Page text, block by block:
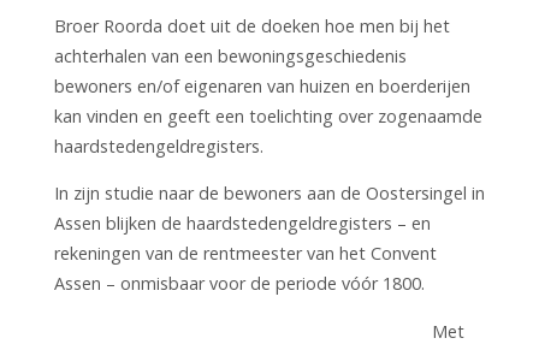
Broer Roorda doet uit de doeken hoe men bij het
achterhalen van een bewoningsgeschiedenis
bewoners en/of eigenaren van huizen en boerderijen
kan vinden en geeft een toelichting over zogenaamde
haardstedengeldregisters.
In zijn studie naar de bewoners aan de Oostersingel in
Assen blijken de haardstedengeldregisters – en
rekeningen van de rentmeester van het Convent
Assen – onmisbaar voor de periode vóór 1800.
Met